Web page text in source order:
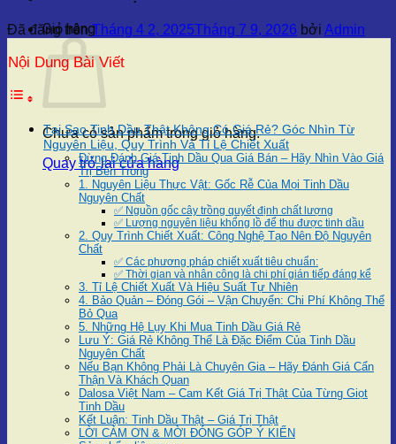
Giỏ hàng
Chưa có sản phẩm trong giỏ hàng.
Quay trở lại cửa hàng
Đã đăng trênTháng 4 2, 2025Tháng 7 9, 2026 bởi Admin
Nội Dung Bài Viết
Tại Sao Tinh Dầu Thật Không Có Giá Rẻ? Góc Nhìn Từ
Nguyên Liệu, Quy Trình Và Tỉ Lệ Chiết Xuất
Đừng Đánh Giá Tinh Dầu Qua Giá Bán – Hãy Nhìn Vào Giá
Trị Bên Trong
1. Nguyên Liệu Thực Vật: Gốc Rễ Của Mọi Tinh Dầu
Nguyên Chất
✅ Nguồn gốc cây trồng quyết định chất lượng
✅ Lượng nguyên liệu khổng lồ để thu được tinh dầu
2. Quy Trình Chiết Xuất: Công Nghệ Tạo Nên Độ Nguyên
Chất
✅ Các phương pháp chiết xuất tiêu chuẩn:
✅ Thời gian và nhân công là chi phí gián tiếp đáng kể
3. Tỉ Lệ Chiết Xuất Và Hiệu Suất Tự Nhiên
4. Bảo Quản – Đóng Gói – Vận Chuyển: Chi Phí Không Thể
Bỏ Qua
5. Những Hệ Lụy Khi Mua Tinh Dầu Giá Rẻ
Lưu Ý: Giá Rẻ Không Thể Là Đặc Điểm Của Tinh Dầu
Nguyên Chất
Nếu Bạn Không Phải Là Chuyên Gia – Hãy Đánh Giá Cẩn
Thận Và Khách Quan
Dalosa Việt Nam – Cam Kết Giá Trị Thật Của Từng Giọt
Tinh Dầu
Kết Luận: Tinh Dầu Thật – Giá Trị Thật
LỜI CẢM ƠN & MỜI ĐÓNG GÓP Ý KIẾN